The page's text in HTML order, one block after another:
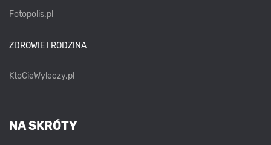
Fotopolis.pl
ZDROWIE I RODZINA
KtoCieWyleczy.pl
NA SKRÓTY